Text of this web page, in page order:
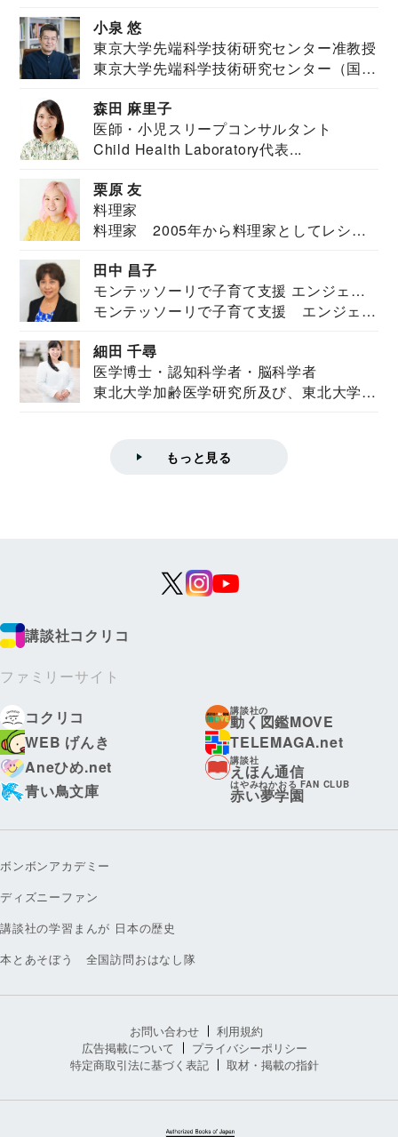
小泉 悠
東京大学先端科学技術研究センター准教授
東京大学先端科学技術研究センター（国際
森田 麻里子
医師・小児スリープコンサルタント
Child Health Laboratory代表...
栗原 友
料理家
料理家 2005年から料理家としてレシピ
田中 昌子
モンテッソーリで子育て支援 エンジェル
ズハウス研究所所長
モンテッソーリで子育て支援 エンジェル
細田 千尋
医学博士・認知科学者・脳科学者
東北大学加齢医学研究所及び、東北大学大
もっと見る
講談社コクリコ
ファミリーサイト
コクリコ
講談社の
動く図鑑MOVE
WEB げんき
TELEMAGA.net
Aneひめ.net
講談社
えほん通信
青い鳥文庫
はやみねかおる FAN CLUB
赤い夢学園
ボンボンアカデミー
ディズニーファン
講談社の学習まんが 日本の歴史
本とあそぼう 全国訪問おはなし隊
お問い合わせ
利用規約
広告掲載について
プライバシーポリシー
特定商取引法に基づく表記
取材・掲載の指針